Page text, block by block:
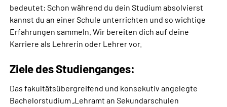
bedeutet: Schon während du dein Studium absolvierst
kannst du an einer Schule unterrichten und so wichtige
Erfahrungen sammeln. Wir bereiten dich auf deine
Karriere als Lehrerin oder Lehrer vor.
Ziele des Studienganges:
Das fakultätsübergreifend und konsekutiv angelegte
Bachelorstudium „Lehramt an Sekundarschulen